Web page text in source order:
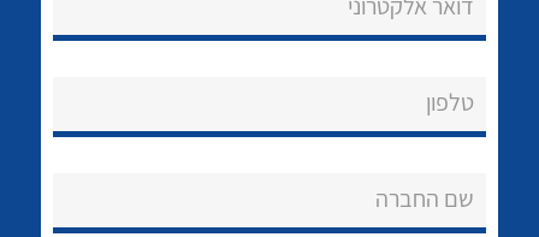
About Ateka Ltd.
דואר אלקטרוני
טלפון
שם החברה